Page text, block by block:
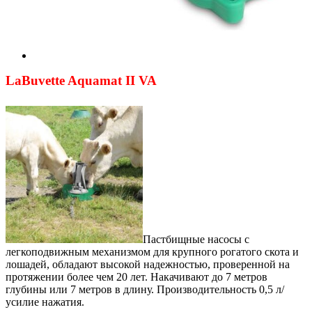
LaBuvette Aquamat II VA
Пастбищные насосы с
легкоподвижным механизмом для крупного рогатого скота и
лошадей, обладают высокой надежностью, проверенной на
протяжении более чем 20 лет. Накачивают до 7 метров
глубины или 7 метров в длину. Производительность 0,5 л/
усилие нажатия.